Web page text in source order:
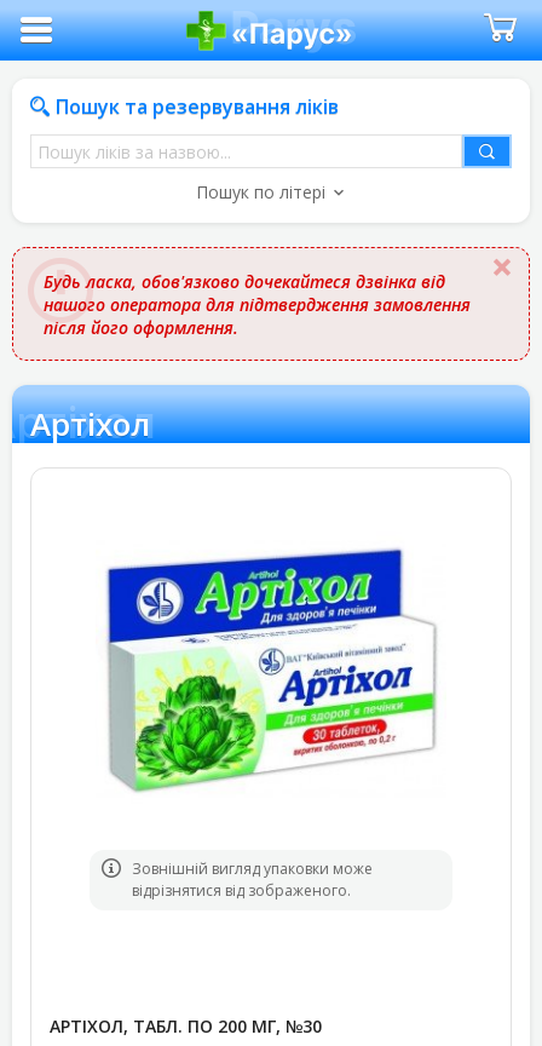
Пошук та резервування ліків
Пошук
ліків
назвою
Пошук по літері
Будь ласка, обов'язково дочекайтеся дзвінка від
нашого оператора для підтвердження замовлення
після його оформлення.
Артіхол
Зовнішній вигляд упаковки може
відрізнятися від зображеного.
АРТІХОЛ, ТАБЛ. ПО 200 МГ, №30